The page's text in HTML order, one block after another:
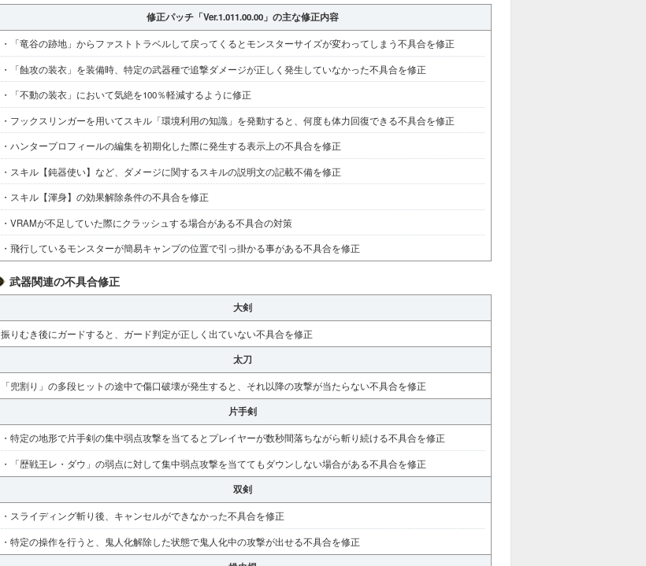
修正パッチ「Ver.1.011.00.00」の主な修正内容
・「竜谷の跡地」からファストトラベルして戻ってくるとモンスターサイズが変わってしまう不具合を修正
・「蝕攻の装衣」を装備時、特定の武器種で追撃ダメージが正しく発生していなかった不具合を修正
・「不動の装衣」において気絶を100％軽減するように修正
・フックスリンガーを用いてスキル「環境利用の知識」を発動すると、何度も体力回復できる不具合を修正
・ハンタープロフィールの編集を初期化した際に発生する表示上の不具合を修正
・スキル【鈍器使い】など、ダメージに関するスキルの説明文の記載不備を修正
・スキル【渾身】の効果解除条件の不具合を修正
・VRAMが不足していた際にクラッシュする場合がある不具合の対策
・飛行しているモンスターが簡易キャンプの位置で引っ掛かる事がある不具合を修正
武器関連の不具合修正
大剣
振りむき後にガードすると、ガード判定が正しく出ていない不具合を修正
太刀
「兜割り」の多段ヒットの途中で傷口破壊が発生すると、それ以降の攻撃が当たらない不具合を修正
片手剣
・特定の地形で片手剣の集中弱点攻撃を当てるとプレイヤーが数秒間落ちながら斬り続ける不具合を修正
・「歴戦王レ・ダウ」の弱点に対して集中弱点攻撃を当ててもダウンしない場合がある不具合を修正
双剣
・スライディング斬り後、キャンセルができなかった不具合を修正
・特定の操作を行うと、鬼人化解除した状態で鬼人化中の攻撃が出せる不具合を修正